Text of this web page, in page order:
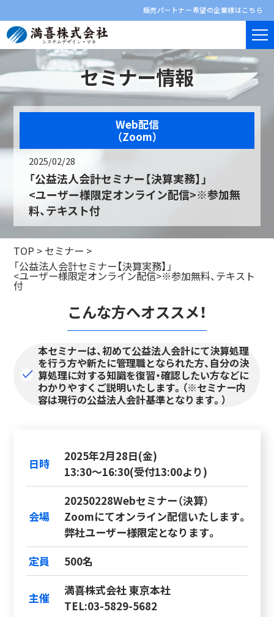
販売パートナー希望の企業様はこちら
セミナー情報
Web配信
（Zoom）
2025/02/28
「公益法人会計セミナー【決算実務】」
<ユーザー様限定オンライン配信>※参加無
料、テキスト付
TOP > セミナー >
「公益法人会計セミナー【決算実務】」
<ユーザー様限定オンライン配信>※参加無料、テキスト
付
こんな方へオススメ！
本セミナーは、初めて公益法人会計にて決算処理
を行う方や新たに管理職となられた方、自分の決
算処理に対する知識を復習・確認したい方などに
わかりやすくご説明いたします。（※セミナー内
容は現行の公益法人会計基準となります。）
日時
2025年2月28日(金)
13:30～16:30(受付13:00より)
会場
20250228Webセミナー（決算）
Zoomにてオンライン配信いたします。
弊社ユーザー様限定となります。
定員
500名
主催
満喜株式会社 東京本社
TEL:03-5829-5682